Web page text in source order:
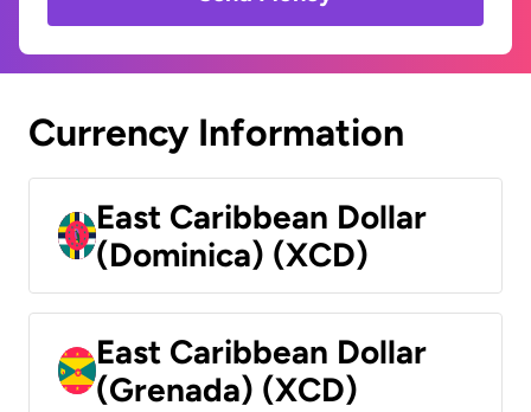
Currency Information
East Caribbean Dollar
(Dominica) (XCD)
East Caribbean Dollar
(Grenada) (XCD)